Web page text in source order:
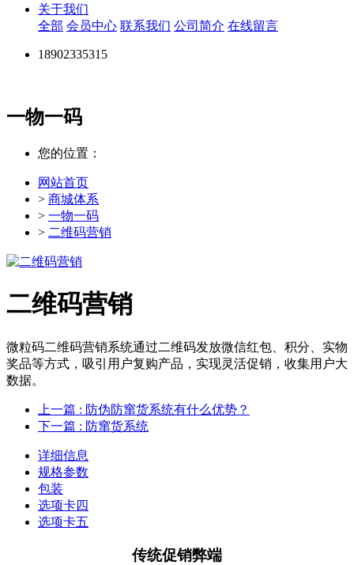
关于我们
全部 会员中心 联系我们 公司简介 在线留言
18902335315
一物一码
您的位置：
网站首页
> 商城体系
> 一物一码
> 二维码营销
二维码营销
微粒码二维码营销系统通过二维码发放微信红包、积分、实物
奖品等方式，吸引用户复购产品，实现灵活促销，收集用户大
数据。
上一篇 : 防伪防窜货系统有什么优势？
下一篇 : 防窜货系统
详细信息
规格参数
包装
选项卡四
选项卡五
传统促销弊端